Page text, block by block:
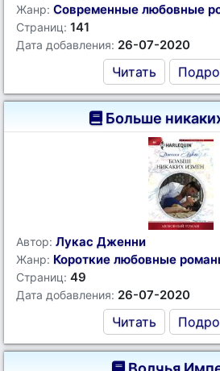
Жанр: Современные любовные
Страниц: 141
Дата добавления: 26-07-2020
Читать
Больше
Автор: Лукас Дженни
Жанр: Короткие любовные
Страниц: 49
Дата добавления: 26-07-2020
Читать